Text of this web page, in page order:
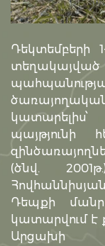
Դեկտեմբերի
պայթյունի
(ծնվ.
Դեպքի
կատարվում է
Արցախի